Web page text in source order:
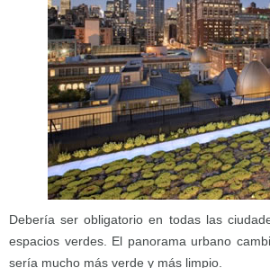
Debería ser obligatorio en todas las
espacios verdes. El panorama urbano
sería mucho más verde y más limpio.